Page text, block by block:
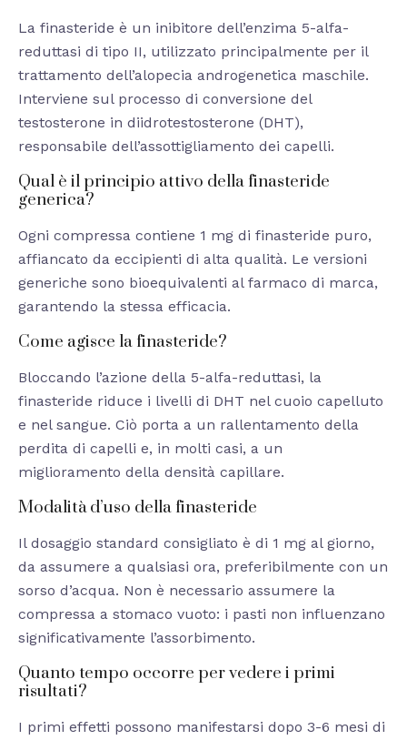
La finasteride è un inibitore dell’enzima 5-alfa-
reduttasi di tipo II, utilizzato principalmente per il
trattamento dell’alopecia androgenetica maschile.
Interviene sul processo di conversione del
testosterone in diidrotestosterone (DHT),
responsabile dell’assottigliamento dei capelli.
Qual è il principio attivo della finasteride
generica?
Ogni compressa contiene 1 mg di finasteride puro,
affiancato da eccipienti di alta qualità. Le versioni
generiche sono bioequivalenti al farmaco di marca,
garantendo la stessa efficacia.
Come agisce la finasteride?
Bloccando l’azione della 5-alfa-reduttasi, la
finasteride riduce i livelli di DHT nel cuoio capelluto
e nel sangue. Ciò porta a un rallentamento della
perdita di capelli e, in molti casi, a un
miglioramento della densità capillare.
Modalità d’uso della finasteride
Il dosaggio standard consigliato è di 1 mg al giorno,
da assumere a qualsiasi ora, preferibilmente con un
sorso d’acqua. Non è necessario assumere la
compressa a stomaco vuoto: i pasti non influenzano
significativamente l’assorbimento.
Quanto tempo occorre per vedere i primi
risultati?
I primi effetti possono manifestarsi dopo 3-6 mesi di